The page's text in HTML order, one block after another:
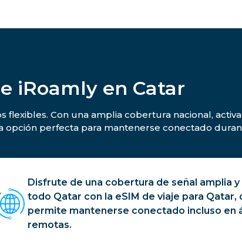
iRoamly en Catar
Con una amplia cobertura nacional,
perfecta para mantenerse conectado
Disfrute de una cobertura de señal amplia
todo Qatar con la eSIM de viaje para Qatar,
permite mantenerse conectado incluso en
remotas.